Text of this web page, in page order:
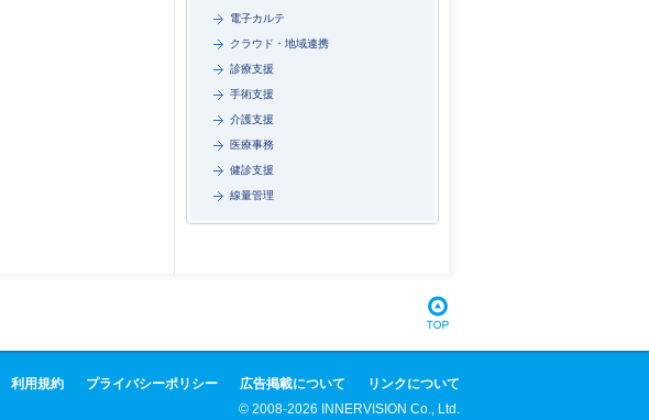
電子カルテ
クラウド・地域連携
診療支援
手術支援
介護支援
医療事務
健診支援
線量管理
リンクについて
広告掲載について
プライバシーポリシー
利用規約
© 2008-2026 INNERVISION Co., Ltd.